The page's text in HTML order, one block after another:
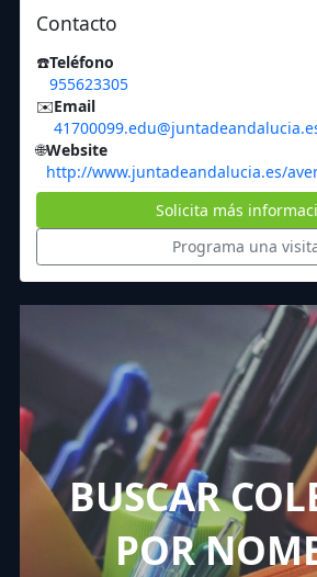
Contacto
☎️Teléfono
955623305
✉️Email
🌐Website
http://www.juntadeandalucia.es/
Solicita más
Programa una
BUSCAR
POR